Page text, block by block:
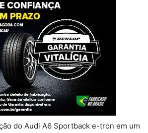
do Audi A6 Sportback e-tron em um